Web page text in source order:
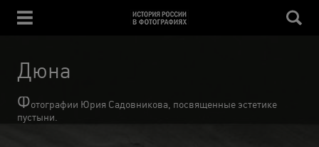
Дюна
Фотографии Юрия Садовникова, посвященные эстетике
пустыни.